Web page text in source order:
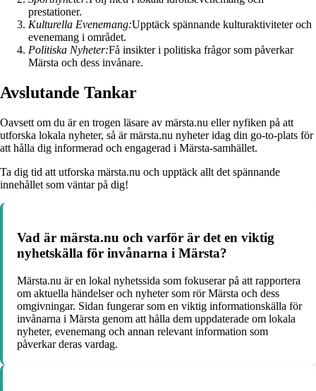
prestationer.
Kulturella Evenemang:Upptäck spännande kulturaktiviteter och
evenemang i området.
Politiska Nyheter:Få insikter i politiska frågor som påverkar
Märsta och dess invånare.
Avslutande Tankar
Oavsett om du är en trogen läsare av märsta.nu eller nyfiken på att
utforska lokala nyheter, så är märsta.nu nyheter idag din go-to-plats för
att hålla dig informerad och engagerad i Märsta-samhället.
Ta dig tid att utforska märsta.nu och upptäck allt det spännande
innehållet som väntar på dig!
Vad är märsta.nu och varför är det en viktig
nyhetskälla för invånarna i Märsta?
Märsta.nu är en lokal nyhetssida som fokuserar på att rapportera
om aktuella händelser och nyheter som rör Märsta och dess
omgivningar. Sidan fungerar som en viktig informationskälla för
invånarna i Märsta genom att hålla dem uppdaterade om lokala
nyheter, evenemang och annan relevant information som
påverkar deras vardag.